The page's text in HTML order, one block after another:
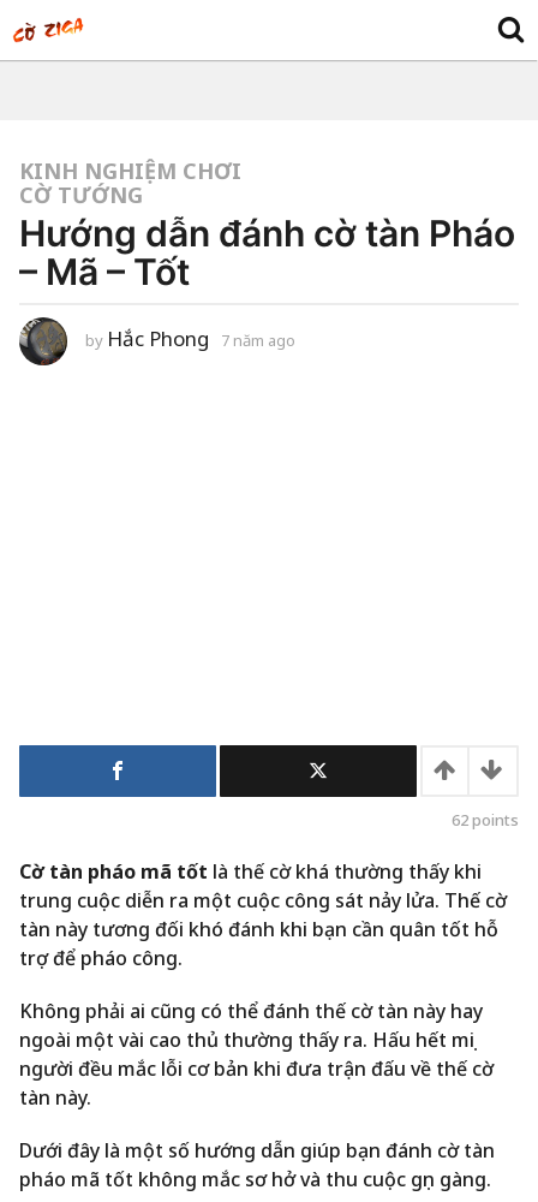
KINH NGHIỆM CHƠI
CỜ TƯỚNG
Hướng dẫn đánh cờ tàn Pháo
– Mã – Tốt
by Hắc Phong 7 năm ago
62points
Cờ tàn pháo mã tốt là thế cờ khá thường thấy khi
trung cuộc diễn ra một cuộc công sát nảy lửa. Thế cờ
tàn này tương đối khó đánh khi bạn cần quân tốt hỗ
trợ để pháo công.
Không phải ai cũng có thể đánh thế cờ tàn này hay
ngoài một vài cao thủ thường thấy ra. Hấu hết mọi
người đều mắc lỗi cơ bản khi đưa trận đấu về thế cờ
tàn này.
Dưới đây là một số hướng dẫn giúp bạn đánh cờ tàn
pháo mã tốt không mắc sơ hở và thu cuộc gọn gàng.